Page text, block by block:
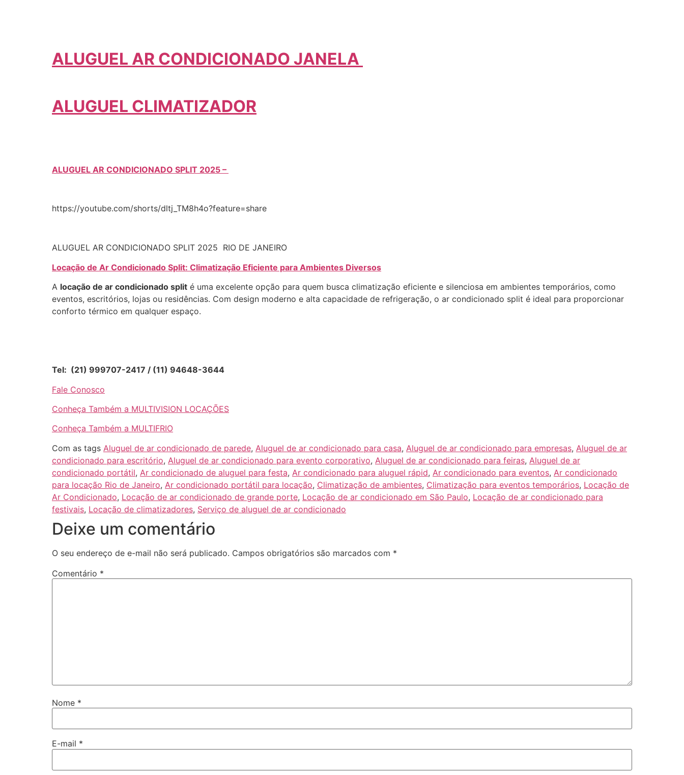
ALUGUEL AR CONDICIONADO JANELA
ALUGUEL CLIMATIZADOR
ALUGUEL AR CONDICIONADO SPLIT 2025 –
https://youtube.com/shorts/dltj_TM8h4o?feature=share
ALUGUEL AR CONDICIONADO SPLIT 2025 RIO DE JANEIRO
Locação de Ar Condicionado Split: Climatização Eficiente para Ambientes Diversos
A locação de ar condicionado split é uma excelente opção para quem busca climatização eficiente e silenciosa em ambientes temporários, como
eventos, escritórios, lojas ou residências. Com design moderno e alta capacidade de refrigeração, o ar condicionado split é ideal para proporcionar
conforto térmico em qualquer espaço.
Tel: (21) 999707-2417 / (11) 94648-3644
Fale Conosco
Conheça Também a MULTIVISION LOCAÇÕES
Conheça Também a MULTIFRIO
Com as tags Aluguel de ar condicionado de parede, Aluguel de ar condicionado para casa, Aluguel de ar condicionado para empresas, Aluguel de ar
condicionado para escritório, Aluguel de ar condicionado para evento corporativo, Aluguel de ar condicionado para feiras, Aluguel de ar
condicionado portátil, Ar condicionado de aluguel para festa, Ar condicionado para aluguel rápid, Ar condicionado para eventos, Ar condicionado
para locação Rio de Janeiro, Ar condicionado portátil para locação, Climatização de ambientes, Climatização para eventos temporários, Locação de
Ar Condicionado, Locação de ar condicionado de grande porte, Locação de ar condicionado em São Paulo, Locação de ar condicionado para
festivais, Locação de climatizadores, Serviço de aluguel de ar condicionado
Deixe um comentário
O seu endereço de e-mail não será publicado. Campos obrigatórios são marcados com *
Comentário *
Nome *
E-mail *